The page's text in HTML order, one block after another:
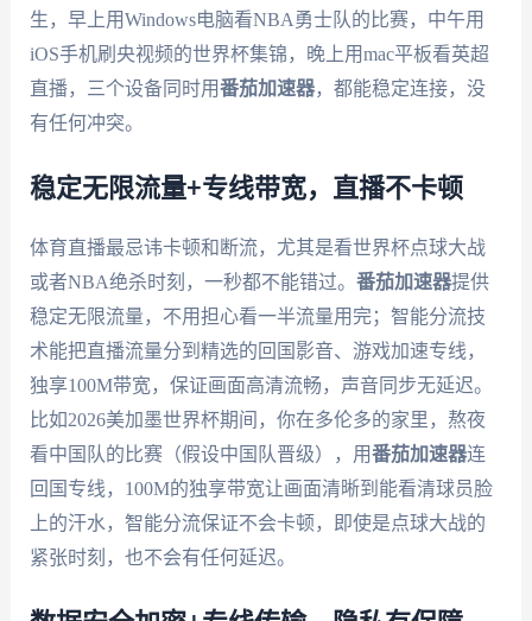
生，早上用Windows电脑看NBA勇士队的比赛，中午用
iOS手机刷央视频的世界杯集锦，晚上用mac平板看英超
直播，三个设备同时用番茄加速器，都能稳定连接，没
有任何冲突。
稳定无限流量+专线带宽，直播不卡顿
体育直播最忌讳卡顿和断流，尤其是看世界杯点球大战
或者NBA绝杀时刻，一秒都不能错过。 番茄加速器提供
稳定无限流量，不用担心看一半流量用完；智能分流技
术能把直播流量分到精选的回国影音、游戏加速专线，
独享100M带宽，保证画面高清流畅，声音同步无延迟。
比如2026美加墨世界杯期间，你在多伦多的家里，熬夜
看中国队的比赛（假设中国队晋级），用番茄加速器连
回国专线，100M的独享带宽让画面清晰到能看清球员脸
上的汗水，智能分流保证不会卡顿，即使是点球大战的
紧张时刻，也不会有任何延迟。